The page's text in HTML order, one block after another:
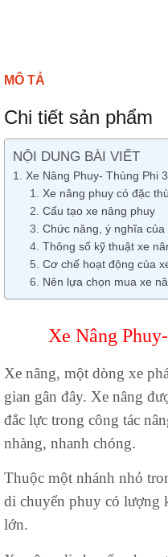
MÔ TẢ
Chi tiết sản phẩm
NỘI DUNG BÀI VIẾT
Xe Nâng Phuy- Thùng Phi
Xe nâng phuy có đặc
Cấu tạo xe nâng phuy
Chức năng, ý nghĩa của
Thông số kỹ thuật xe
Cơ chế hoạt động của
Nên lựa chọn mua xe
Xe Nâng
Xe nâng, một dòng xe
gian gân đây. Xe nâng
đắc lực trong công tác
nhàng, nhanh chóng.
Thuộc một nhánh nhỏ
di chuyển phuy có lượng
lớn.